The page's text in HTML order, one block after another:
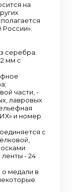
на
серебра.
мм с
части, -
лавровых
и номер
с
- 24
медали в